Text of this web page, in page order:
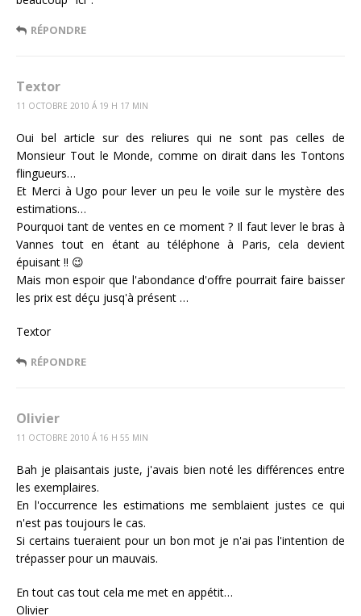
RÉPONDRE
Textor
11 OCTOBRE 2010 Á 19 H 17 MIN
Oui bel article sur des reliures qui ne sont pas celles de
Monsieur Tout le Monde, comme on dirait dans les Tontons
flingueurs…
Et Merci à Ugo pour lever un peu le voile sur le mystère des
estimations…
Pourquoi tant de ventes en ce moment ? Il faut lever le bras à
Vannes tout en étant au téléphone à Paris, cela devient
épuisant !! 😉
Mais mon espoir que l'abondance d'offre pourrait faire baisser
les prix est déçu jusq'à présent …
Textor
RÉPONDRE
Olivier
11 OCTOBRE 2010 Á 16 H 55 MIN
Bah je plaisantais juste, j'avais bien noté les différences entre
les exemplaires.
En l'occurrence les estimations me semblaient justes ce qui
n'est pas toujours le cas.
Si certains tueraient pour un bon mot je n'ai pas l'intention de
trépasser pour un mauvais.
En tout cas tout cela me met en appétit…
Olivier